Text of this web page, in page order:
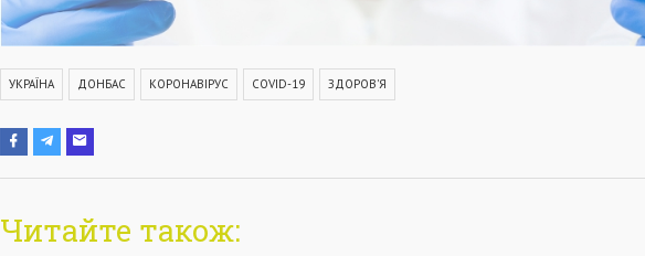
УКРАЇНА ДОНБАС КОРОНАВІРУС COVID-19 ЗДОРОВ'Я
Читайте також: